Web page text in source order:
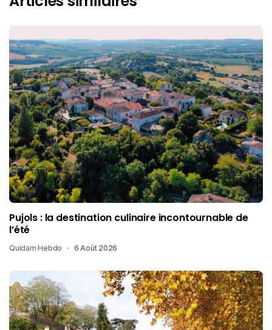
Pujols : la destination culinaire incontournable de
l’été
Quidam Hebdo 6 Août 2026